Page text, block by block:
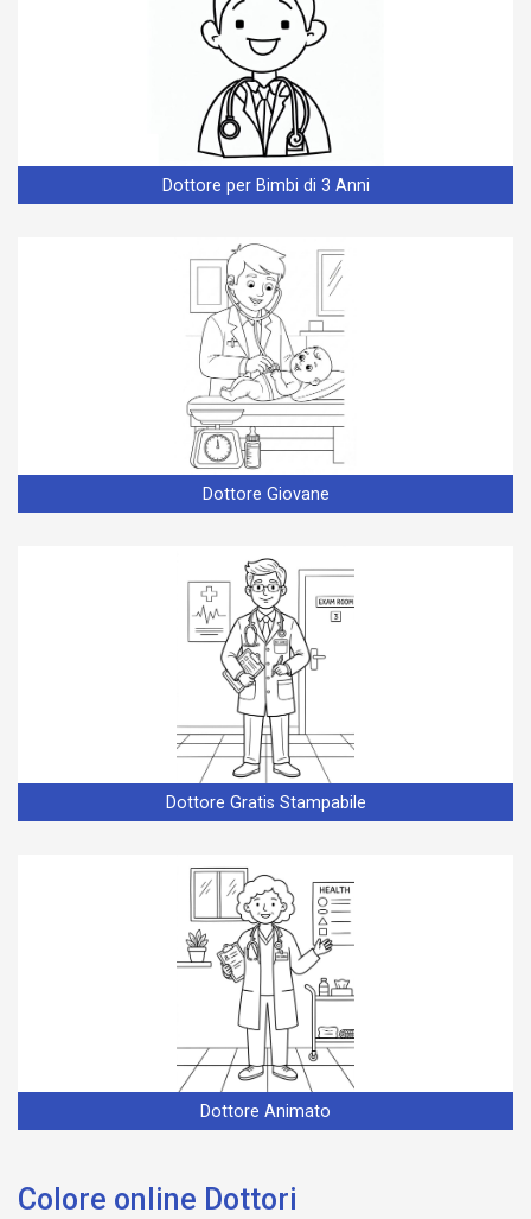
Dottore per Bimbi di 3 Anni
Dottore Giovane
Dottore Gratis Stampabile
Dottore Animato
Colore online Dottori